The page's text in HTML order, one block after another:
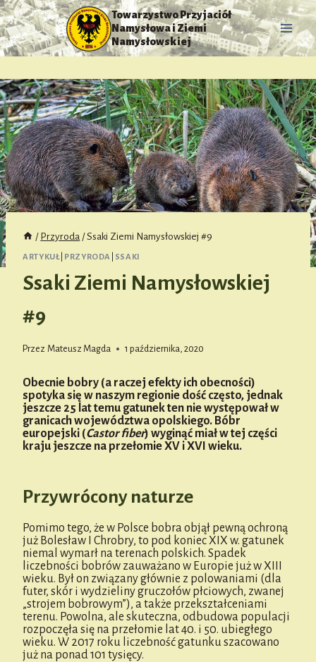
Przejdź
do
treści
Towarzystwo Przyjaciół
Namysłowa i Ziemi
Namysłowskiej
/ Przyroda / Ssaki Ziemi Namysłowskiej #9
ARTYKUŁ PRZYRODA SSAKI
Ssaki Ziemi Namysłowskiej
#9
Przez Mateusz Magda 1 października, 2020
Obecnie bobry (a raczej efekty ich obecności)
spotyka się w naszym regionie dość często, jednak
jeszcze 25 lat temu gatunek ten nie występował w
granicach województwa opolskiego. Bóbr
europejski (Castor fiber) wyginąć miał w tej części
kraju jeszcze na przełomie XV i XVI wieku.
Przywrócony naturze
Pomimo tego, że w Polsce bobra objął pewną ochroną
już Bolesław I Chrobry, to pod koniec XIX w. gatunek
niemal wymarł na terenach polskich. Spadek
liczebności bobrów zauważano w Europie już w XIII
wieku. Był on związany głównie z polowaniami (dla
futer, skór i wydzieliny gruczołów płciowych, zwanej
„strojem bobrowym”), a także przekształceniami
terenu. Powolna, ale skuteczna, odbudowa populacji
rozpoczęła się na przełomie lat 40. i 50. ubiegłego
wieku. W 2017 roku liczebność gatunku szacowano
już na ponad 101 tysięcy.